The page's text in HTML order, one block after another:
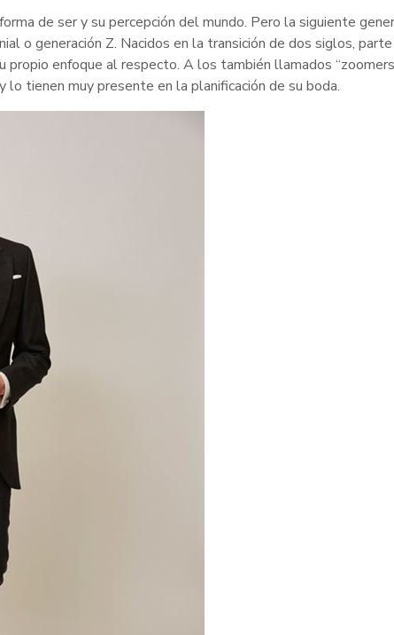
de ser y su percepción del mundo. Pero la siguiente
o generación Z. Nacidos en la transición de dos siglos,
propio enfoque al respecto. A los también llamados
tienen muy presente en la planificación de su boda.